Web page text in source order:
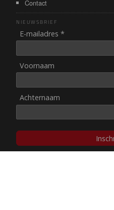
Contact
NIEUWSBRIEF
E-mailadres *
Voornaam
Achternaam